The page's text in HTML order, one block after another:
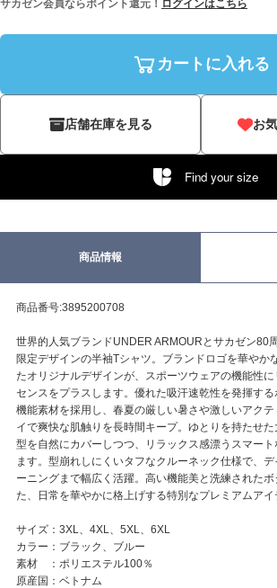
サカゼン会員ならポイント還元！ ログインはこちら
カートに入れる
店舗在庫を見る お
Find your size
商品情報
商品番号:3895200708
世界的人気ブランドUNDER ARMOURとサカゼン80
限定デザインの半袖Tシャツ。ブランドロゴを華やか
たオリジナルデザインが、スポーツウェアの機能性
センスをプラスします。優れた吸汗速乾性を発揮す
機能素材を採用し、春夏の厳しい暑さや激しいアク
イで爽快な肌触りを長時間キープ。ゆとりを持たせ
型を自然にカバーしつつ、リラックス感漂うスマー
ます。型崩れしにくいタフなクルーネック仕様で、
ーニングまで幅広く活躍。高い機能美と洗練された
た、日常を華やかに格上げする特別なプレミアムアイ
サイズ：3XL、4XL、5XL、6XL
カラー：ブラック、ブルー
素材 ：ポリエステル100％
原産国：ベトナム